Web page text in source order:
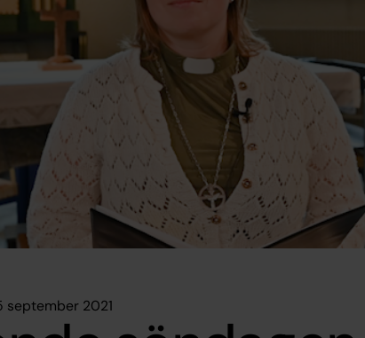
september 2021